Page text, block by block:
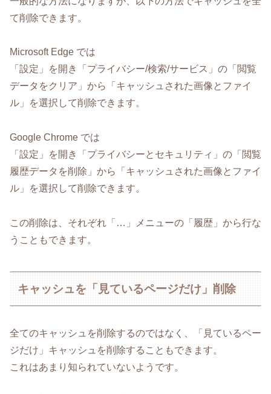
て削除できます。
Microsoft Edge では
「設定」を開き「プライバシー/検索/サービス」の「閲覧
データをクリア」から「キャッシュされた画像とファイ
ル」を選択して削除できます。
Google Chrome では
「設定」を開き「プライバシーとセキュリティ」の「閲覧
履歴データを削除」から「キャッシュされた画像とファイ
ル」を選択して削除できます。
この削除は、それぞれ「…」メニューの「履歴」から行な
うこともできます。
キャッシュを「見ているページだけ」削除
全てのキャッシュを削除するのではなく、「見ているペー
ジだけ」キャッシュを削除することもできます。
これはあまり知られていないようです。